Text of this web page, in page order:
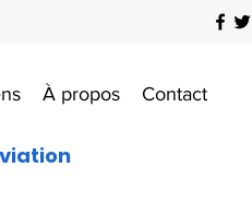
À propos Contact